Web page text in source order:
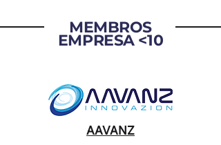
MEMBROS
EMPRESA <10
AAVANZ